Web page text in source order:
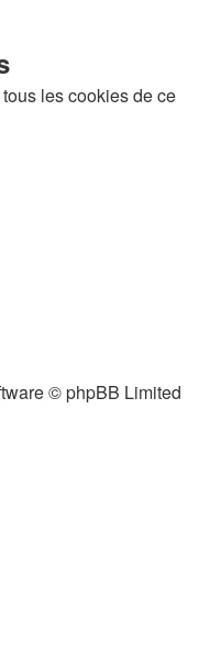
les cookies de ce
© phpBB Limited